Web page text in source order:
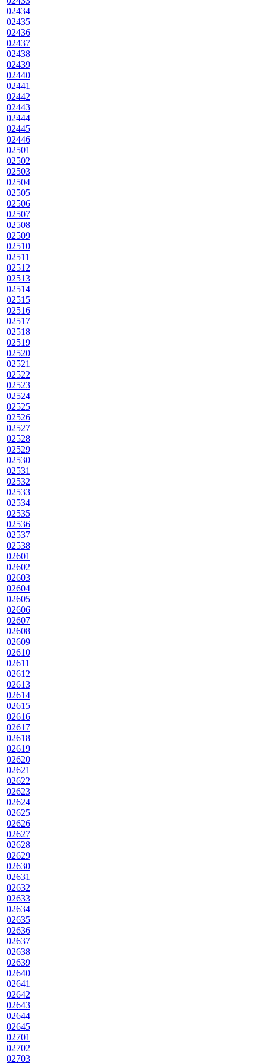
02434
02435
02436
02437
02438
02439
02440
02441
02442
02443
02444
02445
02446
02501
02502
02503
02504
02505
02506
02507
02508
02509
02510
02511
02512
02513
02514
02515
02516
02517
02518
02519
02520
02521
02522
02523
02524
02525
02526
02527
02528
02529
02530
02531
02532
02533
02534
02535
02536
02537
02538
02601
02602
02603
02604
02605
02606
02607
02608
02609
02610
02611
02612
02613
02614
02615
02616
02617
02618
02619
02620
02621
02622
02623
02624
02625
02626
02627
02628
02629
02630
02631
02632
02633
02634
02635
02636
02637
02638
02639
02640
02641
02642
02643
02644
02645
02701
02702
02703